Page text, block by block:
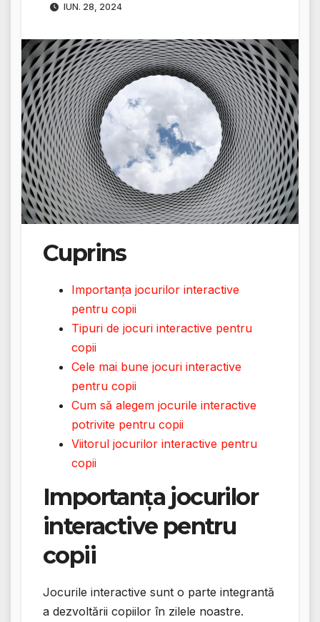
IUN. 28, 2024
Cuprins
Importanța jocurilor interactive
pentru copii
Tipuri de jocuri interactive pentru
copii
Cele mai bune jocuri interactive
pentru copii
Cum să alegem jocurile interactive
potrivite pentru copii
Viitorul jocurilor interactive pentru
copii
Importanța jocurilor
interactive pentru
copii
Jocurile interactive sunt o parte integrantă
a dezvoltării copiilor în zilele noastre.